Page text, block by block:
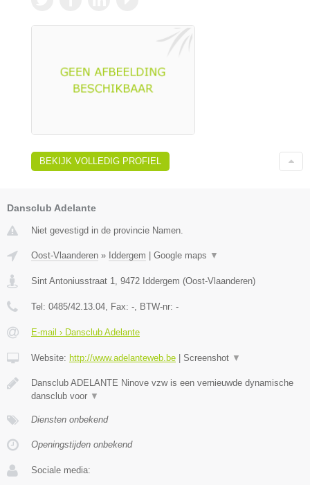
BEKIJK VOLLEDIG PROFIEL
Dansclub Adelante
Niet gevestigd in de provincie Namen.
Oost-Vlaanderen » Iddergem Google maps ▼
Sint Antoniusstraat 1 9472 Iddergem (Oost-Vlaanderen)
Tel: 0485/42.13.04 , Fax: - , BTW-nr: -
E-mail › Dansclub Adelante
Website: http://www.adelanteweb.be Screenshot ▼
Dansclub ADELANTE Ninove vzw is een vernieuwde dynamische
dansclub voor ▼
Diensten onbekend
Openingstijden onbekend
Sociale media: